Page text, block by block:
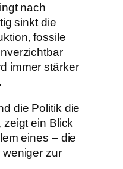
nach
sinkt die
fossile
immer stärker
die Politik die
zeigt ein Blick
eines – die
weniger zur